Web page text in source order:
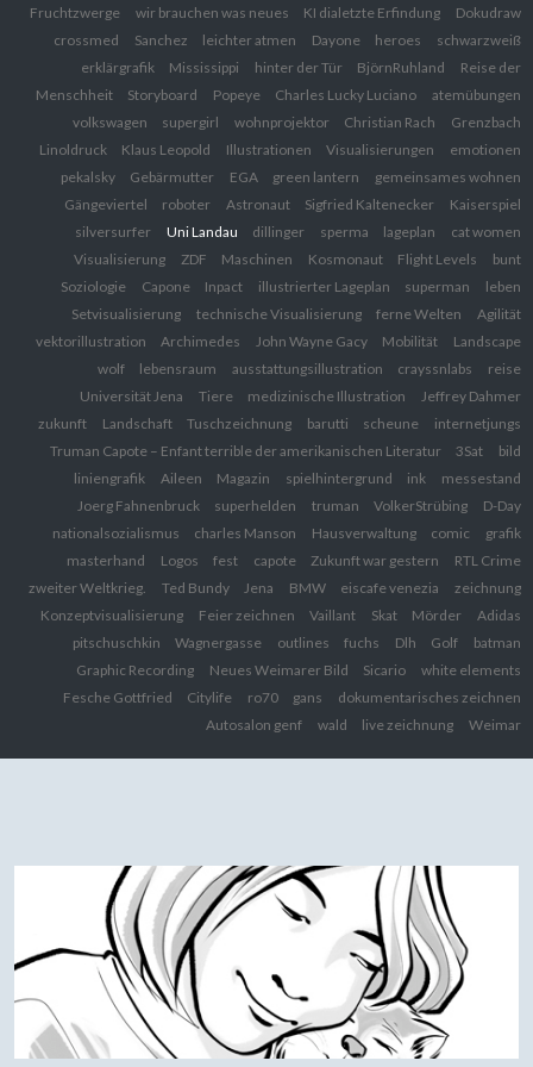
Fruchtzwerge
wir brauchen was neues KI dialetzte Erfindung
Dokudraw
crossmed
Sanchez leichter atmen Dayone heroes
schwarzweiß
erklärgrafik
Mississippi hinter der Tür BjörnRuhland
Reise der
Menschheit
Storyboard Popeye Charles Lucky Luciano
atemübungen
volkswagen
supergirl wohnprojektor Christian Rach
Grenzbach
Linoldruck
Klaus Leopold Illustrationen Visualisierungen
emotionen
pekalsky
Gebärmutter EGA green lantern
gemeinsames wohnen
Gängeviertel
roboter Astronaut Sigfried Kaltenecker
Kaiserspiel
silversurfer
Uni Landau dillinger sperma lageplan
cat women
Visualisierung
ZDF Maschinen Kosmonaut Flight Levels
bunt
Soziologie
Capone Inpact illustrierter Lageplan superman
leben
Setvisualisierung
technische Visualisierung ferne Welten
Agilität
vektorillustration
Archimedes John Wayne Gacy Mobilität
Landscape
wolf
lebensraum ausstattungsillustration crayssnlabs
reise
Universität Jena
Tiere medizinische Illustration
Jeffrey Dahmer
zukunft
Landschaft Tuschzeichnung barutti scheune
internetjungs
Truman Capote – Enfant terrible der amerikanischen Literatur
3Sat
bild
liniengrafik
Aileen Magazin spielhintergrund ink
messestand
Joerg Fahnenbruck
superhelden truman VolkerStrübing
D-Day
nationalsozialismus
charles Manson Hausverwaltung comic
grafik
masterhand
Logos fest capote Zukunft war gestern
RTL Crime
zweiter Weltkrieg.
Ted Bundy Jena BMW eiscafe venezia
zeichnung
Konzeptvisualisierung
Feier zeichnen Vaillant Skat Mörder
Adidas
pitschuschkin
Wagnergasse outlines fuchs Dlh Golf
batman
Graphic Recording
Neues Weimarer Bild Sicario
white elements
Fesche Gottfried
Citylife ro70 gans
dokumentarisches zeichnen
Autosalon genf
wald live zeichnung Weimar